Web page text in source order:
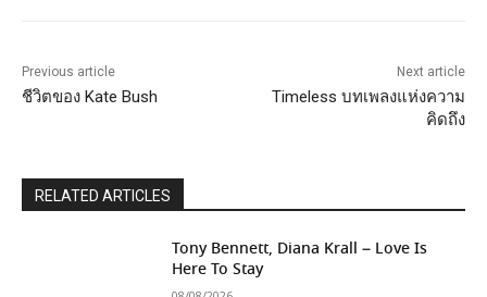
Previous article
ชีวิตของ Kate Bush
Next article
Timeless บทเพลงแห่งความ
คิดถึง
RELATED ARTICLES
Tony Bennett, Diana Krall – Love Is
Here To Stay